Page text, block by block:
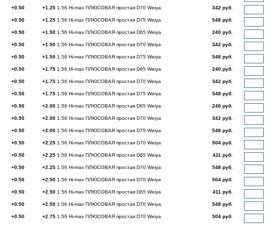
+0.50 +1.25 1.56 Hi-max ПЛЮСОВАЯ простая D70 Weiya 342 руб.
+0.50 +1.25 1.56 Hi-max ПЛЮСОВАЯ простая D75 Weiya 548 руб.
+0.50 +1.50 1.56 Hi-max ПЛЮСОВАЯ простая D65 Weiya 240 руб.
+0.50 +1.50 1.56 Hi-max ПЛЮСОВАЯ простая D70 Weiya 342 руб.
+0.50 +1.50 1.56 Hi-max ПЛЮСОВАЯ простая D75 Weiya 548 руб.
+0.50 +1.75 1.56 Hi-max ПЛЮСОВАЯ простая D65 Weiya 240 руб.
+0.50 +1.75 1.56 Hi-max ПЛЮСОВАЯ простая D70 Weiya 342 руб.
+0.50 +1.75 1.56 Hi-max ПЛЮСОВАЯ простая D75 Weiya 548 руб.
+0.50 +2.00 1.56 Hi-max ПЛЮСОВАЯ простая D65 Weiya 240 руб.
+0.50 +2.00 1.56 Hi-max ПЛЮСОВАЯ простая D70 Weiya 342 руб.
+0.50 +2.00 1.56 Hi-max ПЛЮСОВАЯ простая D75 Weiya 548 руб.
+0.50 +2.25 1.56 Hi-max ПЛЮСОВАЯ простая D70 Weiya 504 руб.
+0.50 +2.25 1.56 Hi-max ПЛЮСОВАЯ простая D65 Weiya 411 руб.
+0.50 +2.25 1.56 Hi-max ПЛЮСОВАЯ простая D70 Weiya 548 руб.
+0.50 +2.50 1.56 Hi-max ПЛЮСОВАЯ простая D70 Weiya 504 руб.
+0.50 +2.50 1.56 Hi-max ПЛЮСОВАЯ простая D65 Weiya 411 руб.
+0.50 +2.50 1.56 Hi-max ПЛЮСОВАЯ простая D70 Weiya 548 руб.
+0.50 +2.75 1.56 Hi-max ПЛЮСОВАЯ простая D70 Weiya 504 руб.